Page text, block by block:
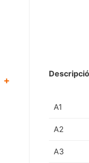
+
A1
A2
A3